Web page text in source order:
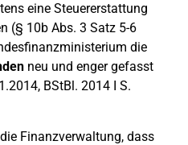
eine Steuererstattung
(§ 10b Abs. 3 Satz 5-6
die
neu und enger gefasst
BStBl. 2014 I S.
Finanzverwaltung, dass